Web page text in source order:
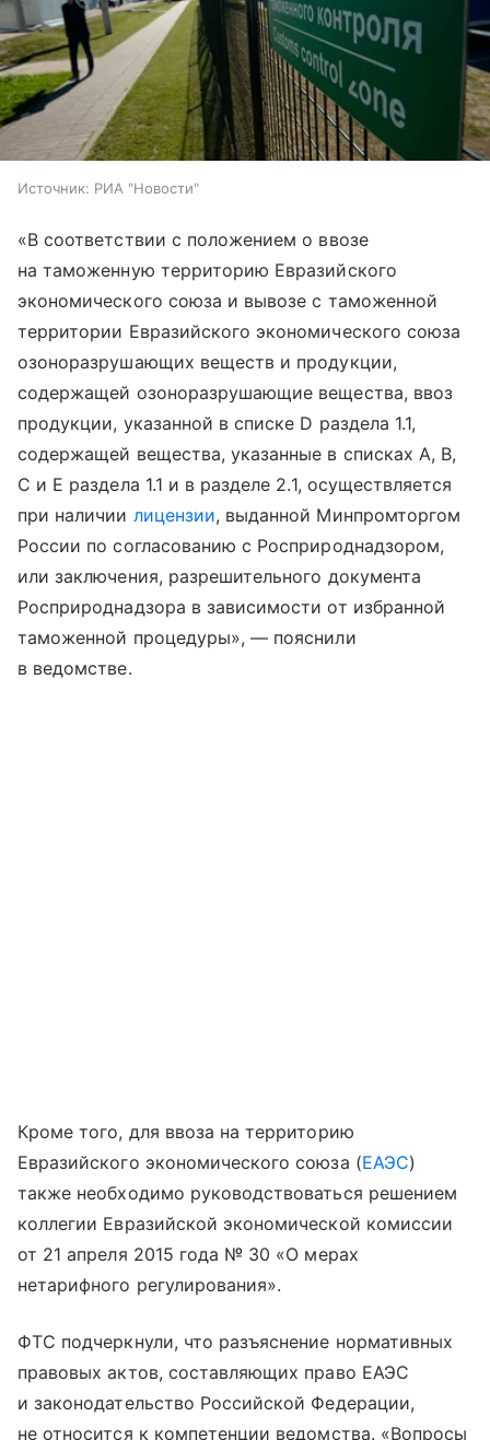
Источник: РИА "Новости"
«В соответствии с положением о ввозе
на таможенную территорию Евразийского
экономического союза и вывозе с таможенной
территории Евразийского экономического союза
озоноразрушающих веществ и продукции,
содержащей озоноразрушающие вещества, ввоз
продукции, указанной в списке D раздела 1.1,
содержащей вещества, указанные в списках A, B,
C и E раздела 1.1 и в разделе 2.1, осуществляется
при наличии лицензии, выданной Минпромторгом
России по согласованию с Росприроднадзором,
или заключения, разрешительного документа
Росприроднадзора в зависимости от избранной
таможенной процедуры», — пояснили
в ведомстве.
Кроме того, для ввоза на территорию
Евразийского экономического союза (ЕАЭС)
также необходимо руководствоваться решением
коллегии Евразийской экономической комиссии
от 21 апреля 2015 года № 30 «О мерах
нетарифного регулирования».
ФТС подчеркнули, что разъяснение нормативных
правовых актов, составляющих право ЕАЭС
и законодательство Российской Федерации,
не относится к компетенции ведомства. «Вопросы